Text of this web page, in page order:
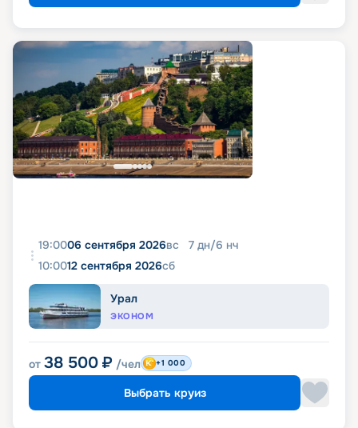
19:0006 сентября 2026вс 7 дн/6 нч
10:0012 сентября 2026сб
Урал
ЭКОНОМ
от 38 500 ₽ /чел +1 000
Выбрать круиз